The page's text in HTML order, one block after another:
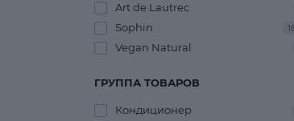
Art de Lautrec
Sophin
Vegan Natural
ГРУППА ТОВАРОВ
Кондиционер